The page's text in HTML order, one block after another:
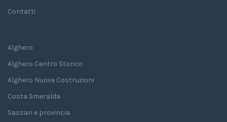
Contatti
Alghero
Alghero Centro Storico
Alghero Nuove Costruzioni
Costa Smeralda
Sassari e provincia